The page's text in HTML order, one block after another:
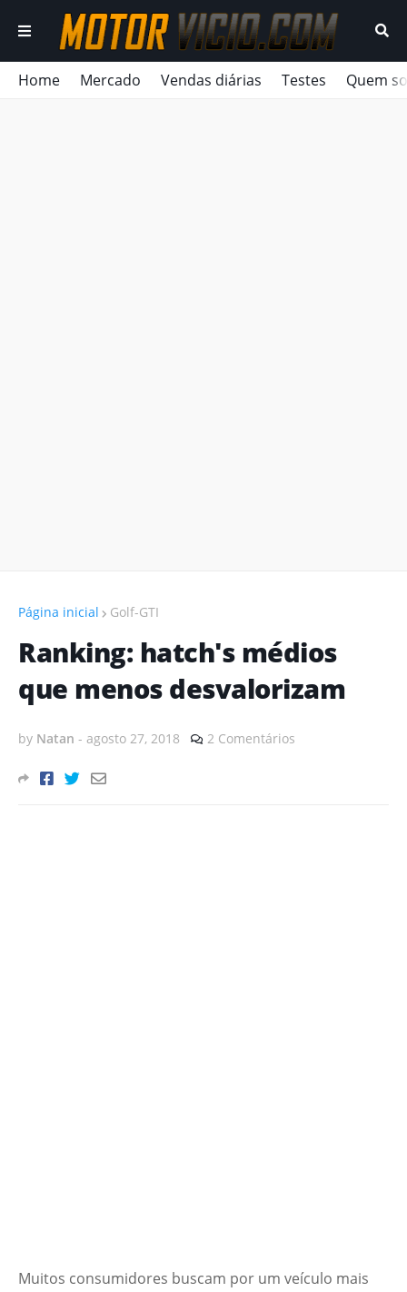
Home Mercado Vendas diárias Testes Quem
Página inicial Golf-GTI
Ranking: hatch's médios
que menos desvalorizam
by Natan - agosto 27, 2018 2 Comentários
Muitos consumidores buscam por um veículo mais